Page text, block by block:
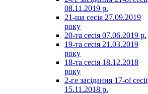
08.11.2019 р.
21-ша сесія 27.09.2019
року
20-та сесія 07.06.2019 р.
19-та сесія 21.03.2019
року
18-та сесія 18.12.2018
року
2-ге засідання 17-ої сесії
15.11.2018 р.